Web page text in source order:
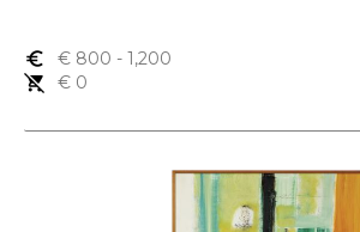
euro_symbol € 800 - 1,200
remove_shopping_cart
€ 0